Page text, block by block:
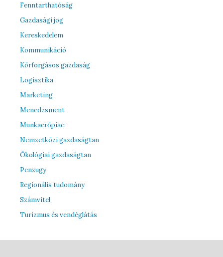
Fenntarthatóság
Gazdasági jog
Kereskedelem
Kommunikáció
Körforgásos gazdaság
Logisztika
Marketing
Menedzsment
Munkaerőpiac
Nemzetközi gazdaságtan
Ökológiai gazdaságtan
Penzugy
Regionális tudomány
Számvitel
Turizmus és vendéglátás